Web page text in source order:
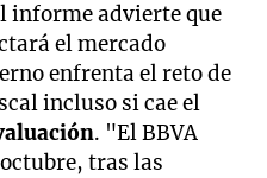
informe advierte que
el mercado
enfrenta el reto de
incluso si cae el
. "El BBVA
tras las